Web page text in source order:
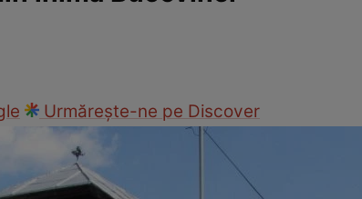
Urmărește-ne pe Discover